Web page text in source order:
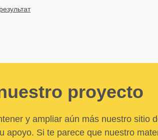
proyecto
y ampliar aún más nuestro sitio
apoyo. Si te parece que nuestro